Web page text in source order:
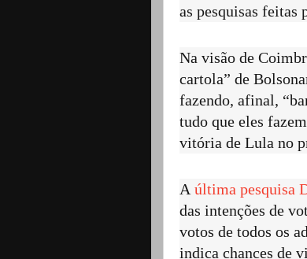
as pesquisas feitas
Na visão de
cartola” de
fazendo, afinal,
tudo que eles
vitória de Lula no
A última pesquisa
das intenções de
votos de todos os
indica chances de